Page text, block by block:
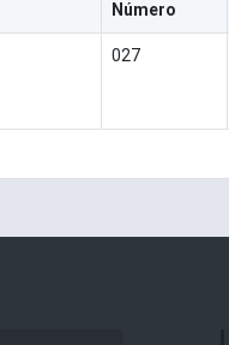
Número
027